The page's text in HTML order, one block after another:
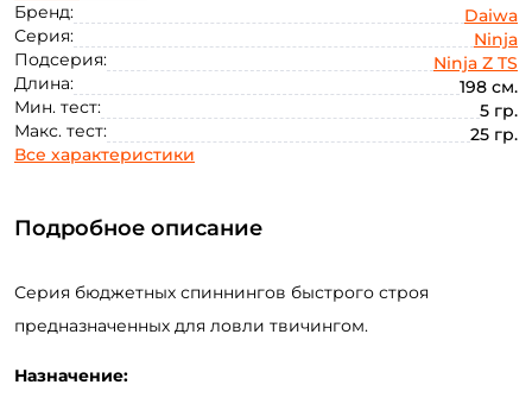
Бренд:
Daiwa
Серия:
Ninja
Подсерия:
Ninja Z TS
Длина:
198 см.
Мин. тест:
5 гр.
Макс. тест:
25 гр.
Все характеристики
Подробное описание
Серия бюджетных спиннингов быстрого строя
предназначенных для ловли твичингом.
Назначение: